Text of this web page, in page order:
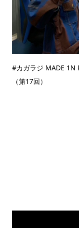
#カガラジ MADE 1N
（第17回）